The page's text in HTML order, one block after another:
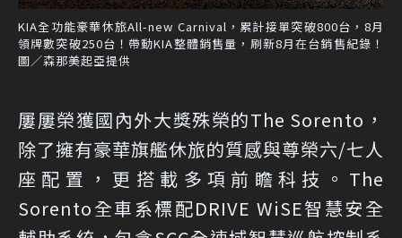
KIA全功能豪華休旅All-new Carnival，累計接單突破800台，8月
領牌數突破250台！帶動KIA整體銷售量，刷新8月在台銷售紀錄！
圖／森那美起亞提供
屢屢榮獲國內外大獎殊榮的The Sorento，
除了擁有豪華旗艦休旅的質感與尊榮六/七人
座配置，更搭載多項前瞻科技。The
Sorento全車系標配DRIVE WiSE智慧安全